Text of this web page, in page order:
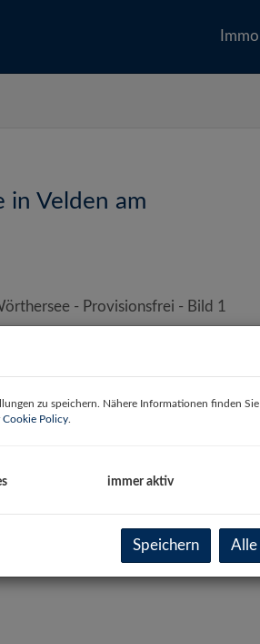
in Velden am
zu speichern. Nähere Informationen finden
Cookie Policy
immer aktiv
Speichern Alle